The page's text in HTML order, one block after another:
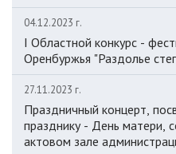
04.12.2023 г.
I Областной конкурс -
Оренбуржья "Раздолье
27.11.2023 г.
Праздничный концерт,
празднику - День матери,
актовом зале